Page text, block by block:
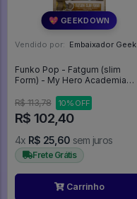
💖 GEEKDOWN
Vendido por: Embaixador Geek - SP
Funko Pop - Fatgum (slim
Form) - My Hero Academia
R$ 113,78
10% OFF
R$ 102,40
4x R$ 25,60 sem juros
Frete Grátis
Carrinho